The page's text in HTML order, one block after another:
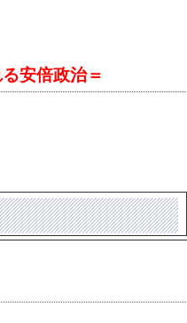
安倍政治＝